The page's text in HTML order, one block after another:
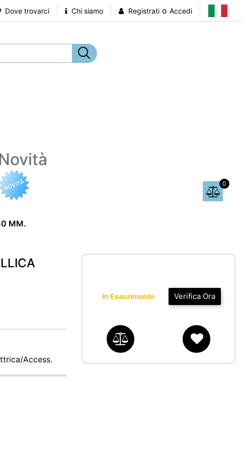
Dove trovarci Chi siamo Registrati o Accedi
0
MM.
Access.
Verifica Ora
In Esaurimento